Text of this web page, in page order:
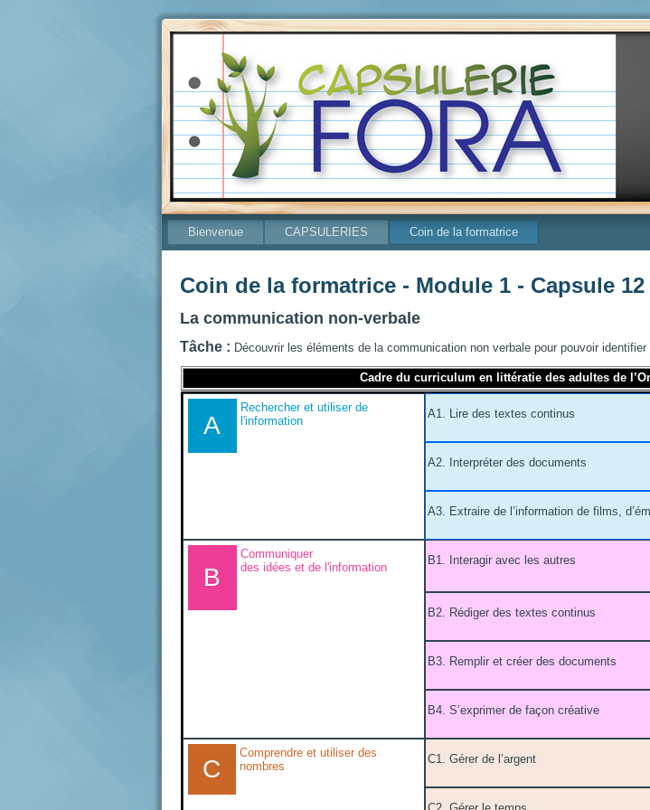
Bienvenue CAPSULERIES Coin de la formatrice
Coin de la formatrice - Module 1 - Capsule 12
La communication non-verbale
Tâche : Découvrir les éléments de la communication non verbale pour pouvoir
Cadre du curriculum en littératie des adultes de
A
Rechercher et utiliser de
l'information
A1. Lire des textes continus
A2. Interpréter des documents
A3. Extraire de l’information de films,
B
Communiquer
des idées et de l'information
B1. Interagir avec les autres
B2. Rédiger des textes continus
B3. Remplir et créer des documents
B4. S’exprimer de façon créative
C
Comprendre et utiliser des
nombres
C1. Gérer de l’argent